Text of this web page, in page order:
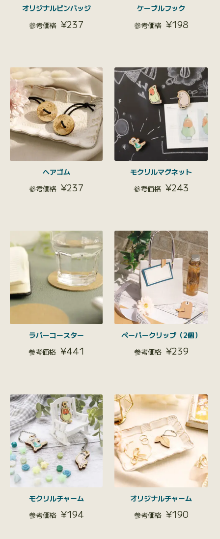
オリジナルピンバッジ
¥237
ケーブルフック
¥198
ヘアゴム
¥237
モクリルマグネット
¥243
ラバーコースター
¥441
ペーパークリップ（2個）
¥239
モクリルチャーム
¥194
オリジナルチャーム
¥190